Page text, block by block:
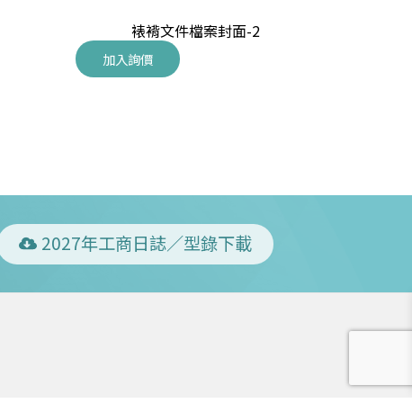
裱褙文件檔案封面-2
加入詢價
2027年工商日誌／型錄下載